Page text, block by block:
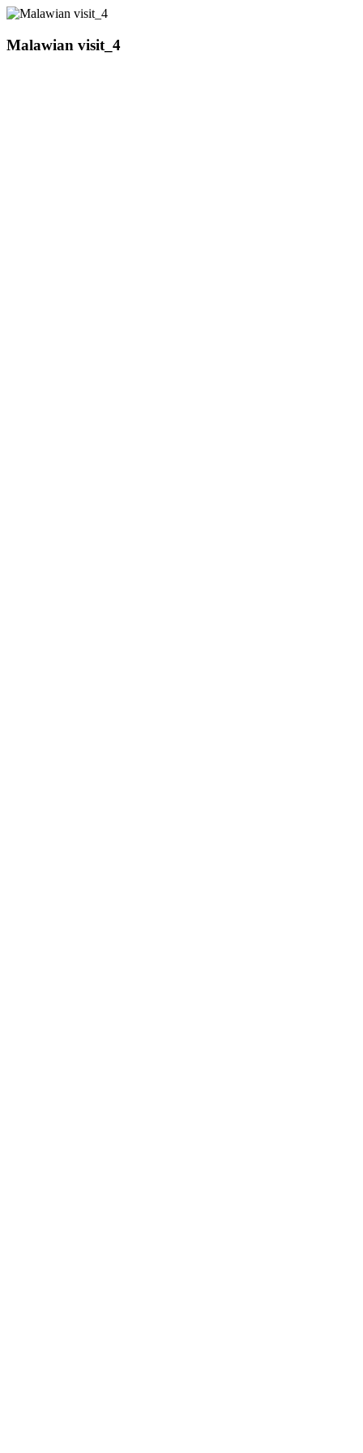
Malawian visit_4